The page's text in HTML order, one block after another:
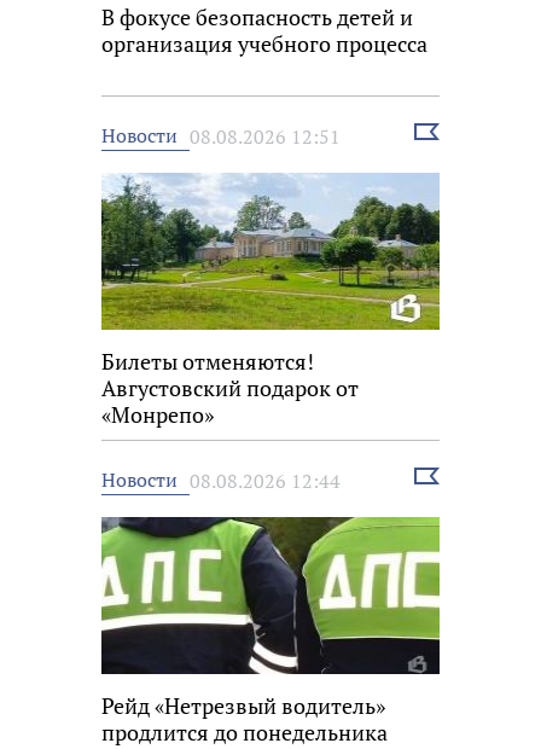
В фокусе безопасность детей и
организация учебного процесса
Новости 08.08.2026 12:51
Выбрать
Билеты отменяются!
Августовский подарок от
«Монрепо»
Новости 08.08.2026 12:44
Выбрать
Рейд «Нетрезвый водитель»
продлится до понедельника